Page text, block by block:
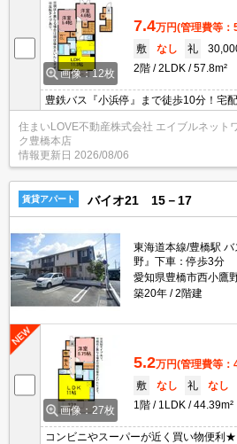
画像：12枚
7.4万円(管理費等：
敷
なし 礼
2階
2LDK 57.8m²
豊鉄バス『小浜停』まで徒歩10分！宅
ャンプードレッサーなど設備が充実★
気軽にお問合せください♪
住まいLOVE不動産株式会社 エイブルネット
ク豊橋本店
情報更新日 2026/08/06
賃貸アパート バイオ21 15－17
東海道本線/豊橋駅
野』下車：停歩3分
愛知県豊橋市西小鷹
築20年
2階建
画像：27枚
5.2万円(管理費等：
敷
なし 礼
なし
1階
1LDK 44.39m²
コンビニやスーパーが近く買い物便利★